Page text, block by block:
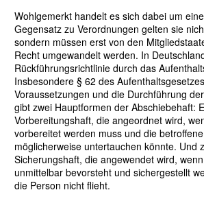
Wohlgemerkt handelt es sich dabei um
Gegensatz zu Verordnungen gelten sie
sondern müssen erst von den
Recht umgewandelt werden. In
Rückführungsrichtlinie durch das
Insbesondere § 62 des
Voraussetzungen und die Durchführung
gibt zwei Hauptformen der Abschiebehaft:
Vorbereitungshaft, die angeordnet wird,
vorbereitet werden muss und die
möglicherweise untertauchen könnte. Und
Sicherungshaft, die angewendet wird,
unmittelbar bevorsteht und sichergestellt
die Person nicht flieht.